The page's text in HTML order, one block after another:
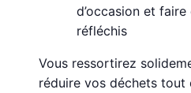
d’occasion et
réfléchis
Vous ressortirez
réduire vos déchets tout